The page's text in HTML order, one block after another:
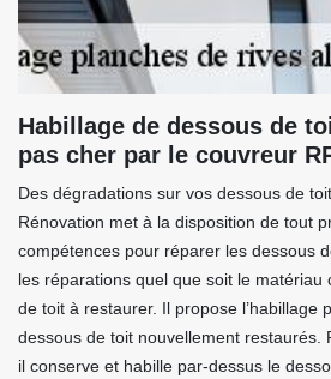
Habillage de dessous de
pas cher par le couvreur
Des dégradations sur vos dessous de
Rénovation met à la disposition de tout
compétences pour réparer les dessous
les réparations quel que soit le matériau
de toit à restaurer. Il propose l’habillage
dessous de toit nouvellement restaurés.
il conserve et habille par-dessus le